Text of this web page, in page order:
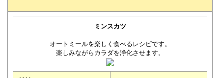
ミンスカツ
オートミールを楽しく食べるレシピです。
楽しみながらカラダを浄化させます。